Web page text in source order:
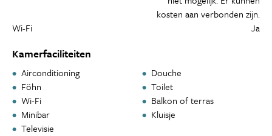
kosten aan verbonden zijn.
Wi-Fi
Ja
Kamerfaciliteiten
Airconditioning
Douche
Föhn
Toilet
Wi-Fi
Balkon of terras
Minibar
Kluisje
Televisie